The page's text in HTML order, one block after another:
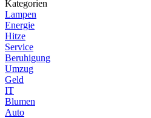
Kategorien
Lampen
Energie
Hitze
Service
Beruhigung
Umzug
Geld
IT
Blumen
Auto